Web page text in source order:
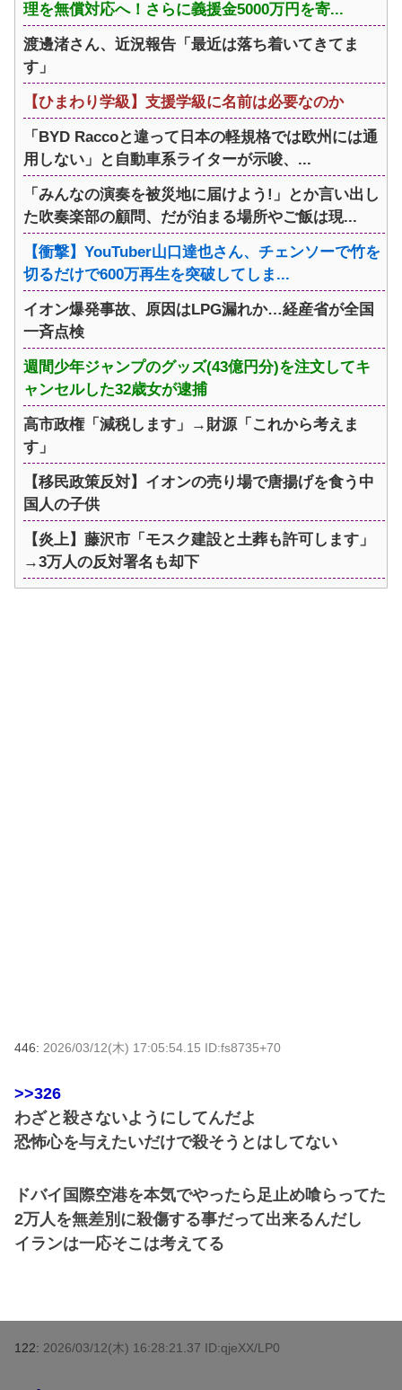
理を無償対応へ！さらに義援金5000万円を寄...
渡邊渚さん、近況報告「最近は落ち着いてきてま
す」
【ひまわり学級】支援学級に名前は必要なのか
「BYD Raccoと違って日本の軽規格では欧州には通
用しない」と自動車系ライターが示唆、...
「みんなの演奏を被災地に届けよう!」とか言い出し
た吹奏楽部の顧問、だが泊まる場所やご飯は現...
【衝撃】YouTuber山口達也さん、チェンソーで竹を
切るだけで600万再生を突破してしま...
イオン爆発事故、原因はLPG漏れか…経産省が全国
一斉点検
週間少年ジャンプのグッズ(43億円分)を注文してキ
ャンセルした32歳女が逮捕
高市政権「減税します」→財源「これから考えま
す」
【移民政策反対】イオンの売り場で唐揚げを食う中
国人の子供
【炎上】藤沢市「モスク建設と土葬も許可します」
→3万人の反対署名も却下
446: 2026/03/12(木) 17:05:54.15 ID:fs8735+70
>>326
わざと殺さないようにしてんだよ
恐怖心を与えたいだけで殺そうとはしてない
ドバイ国際空港を本気でやったら足止め喰らってた
2万人を無差別に殺傷する事だって出来るんだし
イランは一応そこは考えてる
122: 2026/03/12(木) 16:28:21.37 ID:qjeXX/LP0